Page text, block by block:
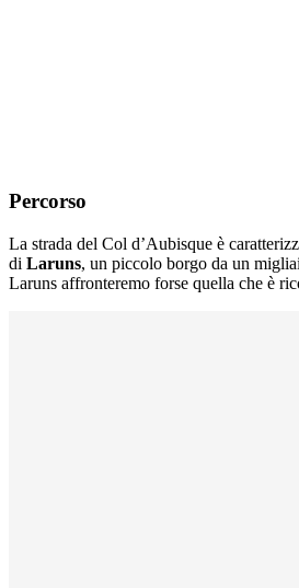
Percorso
La strada del Col d’Aubisque è
di Laruns, un piccolo borgo da un
Laruns affronteremo forse quella che è